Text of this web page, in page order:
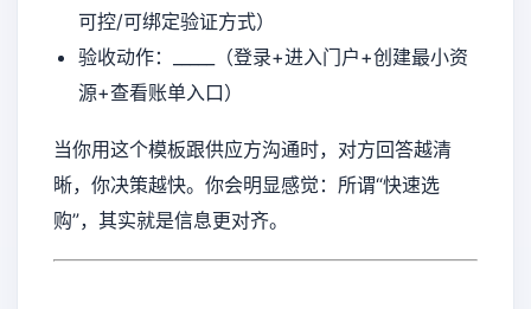
可控/可绑定验证方式）
验收动作：_____（登录+进入门户+创建最小资
源+查看账单入口）
当你用这个模板跟供应方沟通时，对方回答越清
晰，你决策越快。你会明显感觉：所谓“快速选
购”，其实就是信息更对齐。